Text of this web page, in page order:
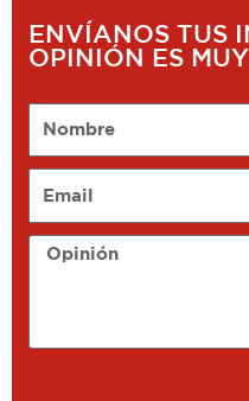
ENVÍANOS TUS
OPINIÓN ES
Opinión